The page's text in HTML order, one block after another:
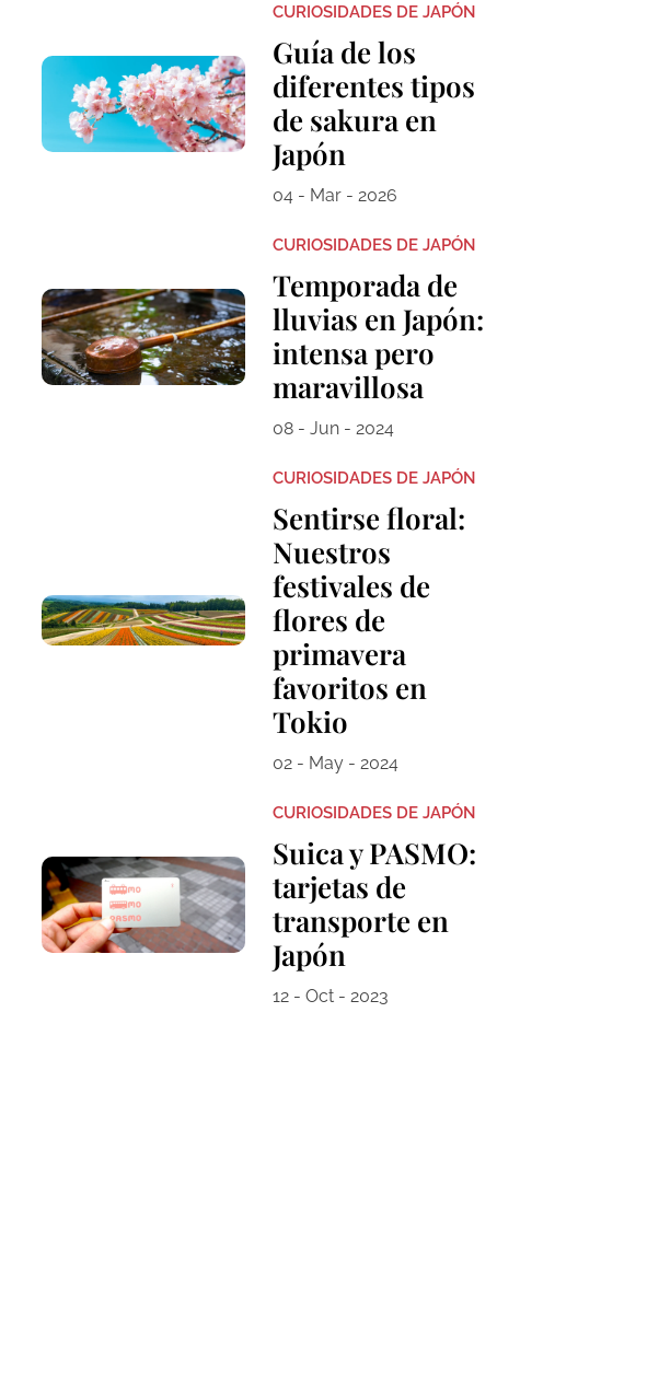
CURIOSIDADES DE JAPÓN
Guía de los
diferentes tipos
de sakura en
Japón
04 - Mar - 2026
CURIOSIDADES DE JAPÓN
Temporada de
lluvias en Japón:
intensa pero
maravillosa
08 - Jun - 2024
CURIOSIDADES DE JAPÓN
Sentirse floral:
Nuestros
festivales de
flores de
primavera
favoritos en
Tokio
02 - May - 2024
CURIOSIDADES DE JAPÓN
Suica y PASMO:
tarjetas de
transporte en
Japón
12 - Oct - 2023